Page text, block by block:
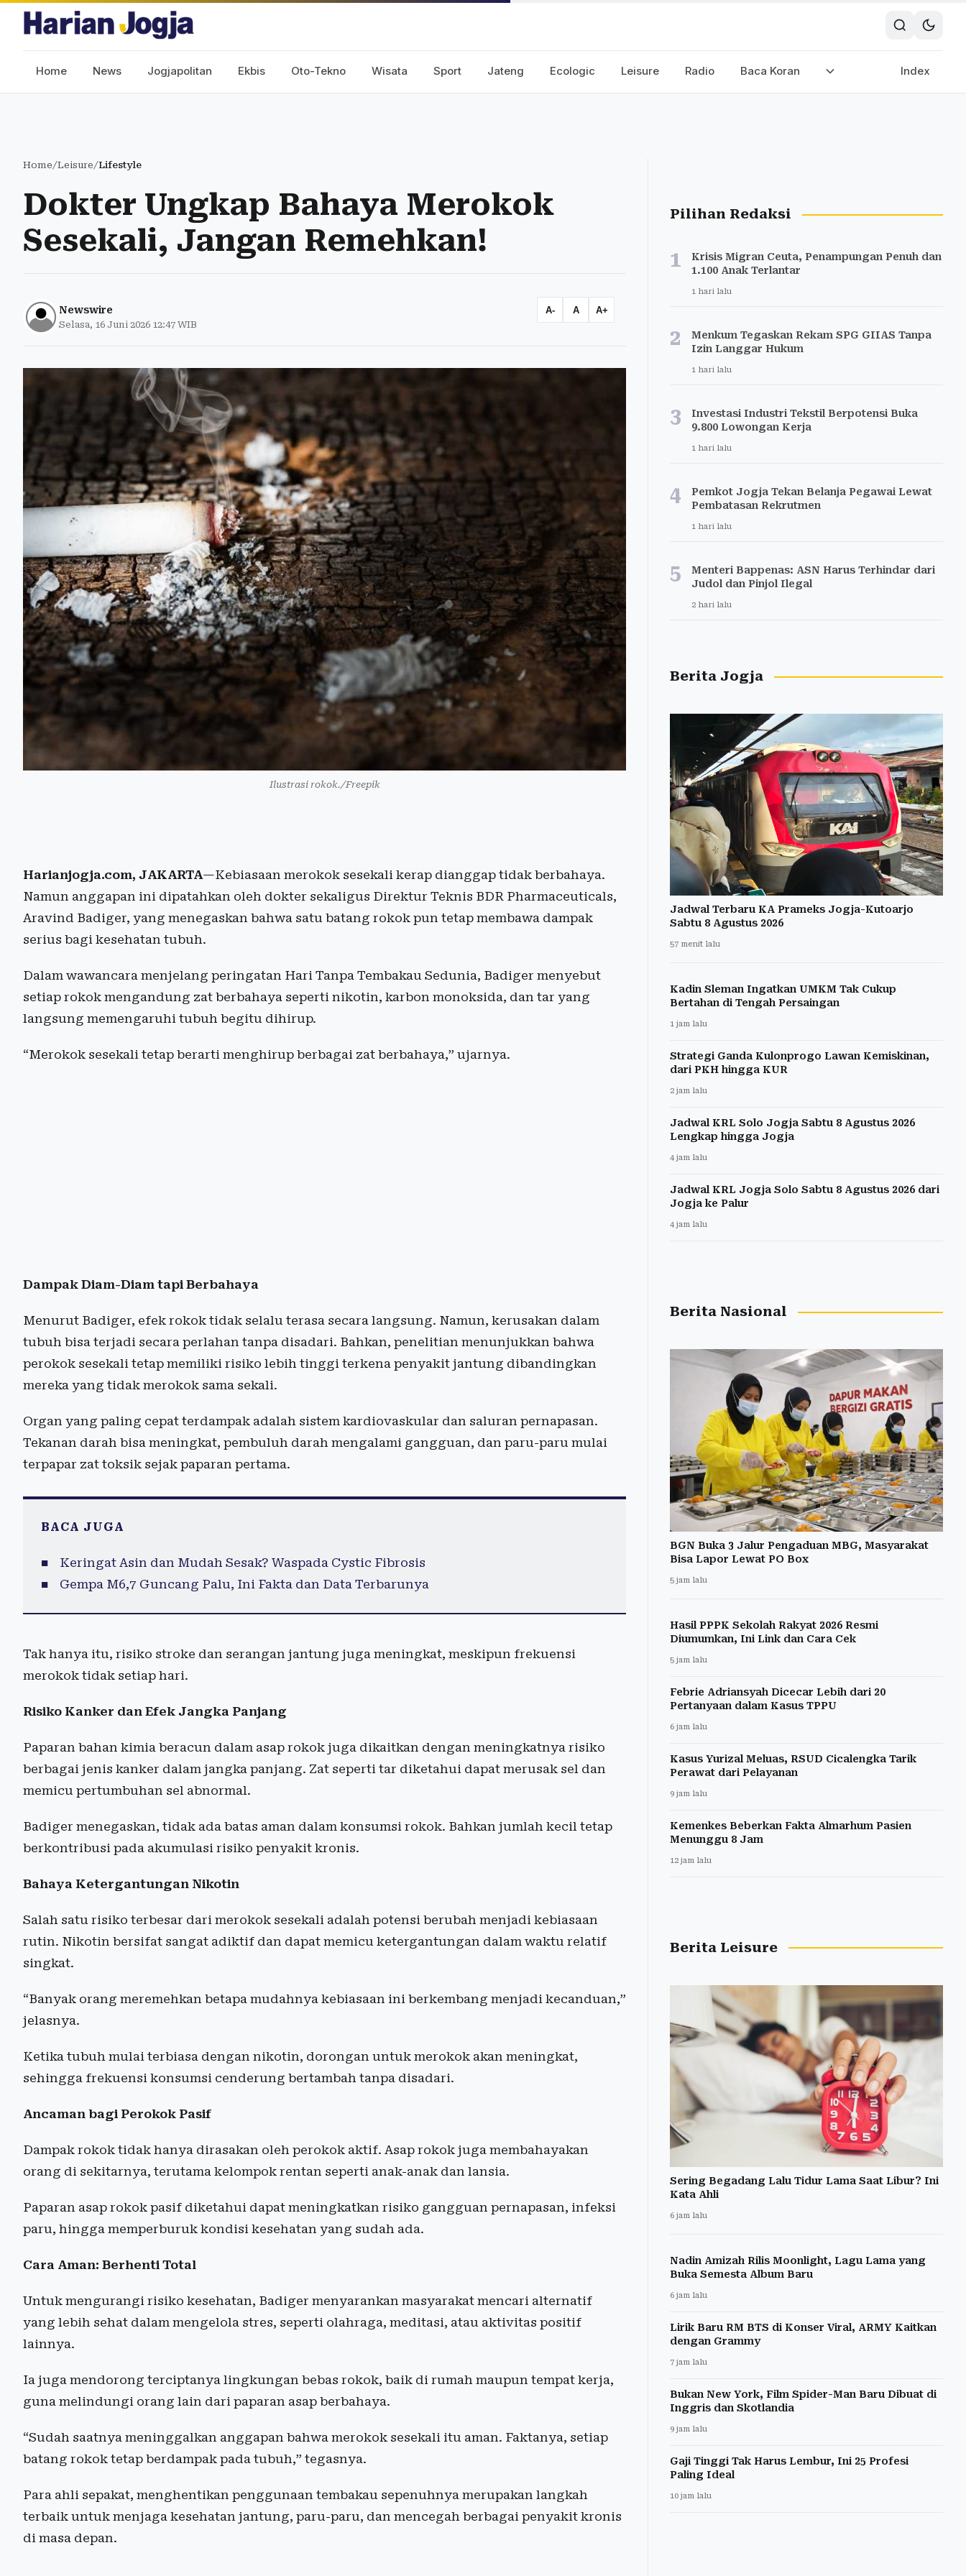
Home News Jogjapolitan Ekbis Oto-Tekno Wisata Sport Jateng Ecologic Leisure Radio Baca Koran Index
Home/Leisure/Lifestyle
Dokter Ungkap Bahaya Merokok
Sesekali, Jangan Remehkan!
Newswire
Selasa, 16 Juni 2026 12:47 WIB
A- A A+
Ilustrasi rokok./Freepik
Harianjogja.com, JAKARTA—Kebiasaan merokok sesekali kerap dianggap tidak berbahaya.
Namun anggapan ini dipatahkan oleh dokter sekaligus Direktur Teknis BDR Pharmaceuticals,
Aravind Badiger, yang menegaskan bahwa satu batang rokok pun tetap membawa dampak
serius bagi kesehatan tubuh.
Dalam wawancara menjelang peringatan Hari Tanpa Tembakau Sedunia, Badiger menyebut
setiap rokok mengandung zat berbahaya seperti nikotin, karbon monoksida, dan tar yang
langsung memengaruhi tubuh begitu dihirup.
“Merokok sesekali tetap berarti menghirup berbagai zat berbahaya,” ujarnya.
Dampak Diam-Diam tapi Berbahaya
Menurut Badiger, efek rokok tidak selalu terasa secara langsung. Namun, kerusakan dalam
tubuh bisa terjadi secara perlahan tanpa disadari. Bahkan, penelitian menunjukkan bahwa
perokok sesekali tetap memiliki risiko lebih tinggi terkena penyakit jantung dibandingkan
mereka yang tidak merokok sama sekali.
Organ yang paling cepat terdampak adalah sistem kardiovaskular dan saluran pernapasan.
Tekanan darah bisa meningkat, pembuluh darah mengalami gangguan, dan paru-paru mulai
terpapar zat toksik sejak paparan pertama.
BACA JUGA
Keringat Asin dan Mudah Sesak? Waspada Cystic Fibrosis
Gempa M6,7 Guncang Palu, Ini Fakta dan Data Terbarunya
Tak hanya itu, risiko stroke dan serangan jantung juga meningkat, meskipun frekuensi
merokok tidak setiap hari.
Risiko Kanker dan Efek Jangka Panjang
Paparan bahan kimia beracun dalam asap rokok juga dikaitkan dengan meningkatnya risiko
berbagai jenis kanker dalam jangka panjang. Zat seperti tar diketahui dapat merusak sel dan
memicu pertumbuhan sel abnormal.
Badiger menegaskan, tidak ada batas aman dalam konsumsi rokok. Bahkan jumlah kecil tetap
berkontribusi pada akumulasi risiko penyakit kronis.
Bahaya Ketergantungan Nikotin
Salah satu risiko terbesar dari merokok sesekali adalah potensi berubah menjadi kebiasaan
rutin. Nikotin bersifat sangat adiktif dan dapat memicu ketergantungan dalam waktu relatif
singkat.
“Banyak orang meremehkan betapa mudahnya kebiasaan ini berkembang menjadi kecanduan,”
jelasnya.
Ketika tubuh mulai terbiasa dengan nikotin, dorongan untuk merokok akan meningkat,
sehingga frekuensi konsumsi cenderung bertambah tanpa disadari.
Ancaman bagi Perokok Pasif
Dampak rokok tidak hanya dirasakan oleh perokok aktif. Asap rokok juga membahayakan
orang di sekitarnya, terutama kelompok rentan seperti anak-anak dan lansia.
Paparan asap rokok pasif diketahui dapat meningkatkan risiko gangguan pernapasan, infeksi
paru, hingga memperburuk kondisi kesehatan yang sudah ada.
Cara Aman: Berhenti Total
Untuk mengurangi risiko kesehatan, Badiger menyarankan masyarakat mencari alternatif
yang lebih sehat dalam mengelola stres, seperti olahraga, meditasi, atau aktivitas positif
lainnya.
Ia juga mendorong terciptanya lingkungan bebas rokok, baik di rumah maupun tempat kerja,
guna melindungi orang lain dari paparan asap berbahaya.
“Sudah saatnya meninggalkan anggapan bahwa merokok sesekali itu aman. Faktanya, setiap
batang rokok tetap berdampak pada tubuh,” tegasnya.
Para ahli sepakat, menghentikan penggunaan tembakau sepenuhnya merupakan langkah
terbaik untuk menjaga kesehatan jantung, paru-paru, dan mencegah berbagai penyakit kronis
di masa depan.
Pilihan Redaksi
1
Krisis Migran Ceuta, Penampungan Penuh dan
1.100 Anak Terlantar
1 hari lalu
2
Menkum Tegaskan Rekam SPG GIIAS Tanpa
Izin Langgar Hukum
1 hari lalu
3
Investasi Industri Tekstil Berpotensi Buka
9.800 Lowongan Kerja
1 hari lalu
4
Pemkot Jogja Tekan Belanja Pegawai Lewat
Pembatasan Rekrutmen
1 hari lalu
5
Menteri Bappenas: ASN Harus Terhindar dari
Judol dan Pinjol Ilegal
2 hari lalu
Berita Jogja
Jadwal Terbaru KA Prameks Jogja-Kutoarjo
Sabtu 8 Agustus 2026
57 menit lalu
Kadin Sleman Ingatkan UMKM Tak Cukup
Bertahan di Tengah Persaingan
1 jam lalu
Strategi Ganda Kulonprogo Lawan Kemiskinan,
dari PKH hingga KUR
2 jam lalu
Jadwal KRL Solo Jogja Sabtu 8 Agustus 2026
Lengkap hingga Jogja
4 jam lalu
Jadwal KRL Jogja Solo Sabtu 8 Agustus 2026 dari
Jogja ke Palur
4 jam lalu
Berita Nasional
BGN Buka 3 Jalur Pengaduan MBG, Masyarakat
Bisa Lapor Lewat PO Box
5 jam lalu
Hasil PPPK Sekolah Rakyat 2026 Resmi
Diumumkan, Ini Link dan Cara Cek
5 jam lalu
Febrie Adriansyah Dicecar Lebih dari 20
Pertanyaan dalam Kasus TPPU
6 jam lalu
Kasus Yurizal Meluas, RSUD Cicalengka Tarik
Perawat dari Pelayanan
9 jam lalu
Kemenkes Beberkan Fakta Almarhum Pasien
Menunggu 8 Jam
12 jam lalu
Berita Leisure
Sering Begadang Lalu Tidur Lama Saat Libur? Ini
Kata Ahli
6 jam lalu
Nadin Amizah Rilis Moonlight, Lagu Lama yang
Buka Semesta Album Baru
6 jam lalu
Lirik Baru RM BTS di Konser Viral, ARMY Kaitkan
dengan Grammy
7 jam lalu
Bukan New York, Film Spider-Man Baru Dibuat di
Inggris dan Skotlandia
9 jam lalu
Gaji Tinggi Tak Harus Lembur, Ini 25 Profesi
Paling Ideal
10 jam lalu